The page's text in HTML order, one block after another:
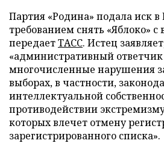
Партия «Родина» подала иск в
требованием снять «Яблоко» с
передаетТАСС. Истец
«административный
многочисленные нарушения
выборах, в частности,
интеллектуальной
противодействии
которых влечет отмену
зарегистрированного списка».